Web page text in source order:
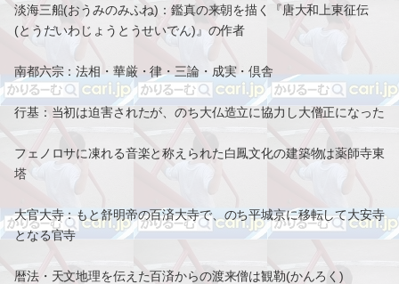
淡海三船(おうみのみふね)：鑑真の来朝を描く『唐大和上東征伝
(とうだいわじょうとうせいでん)』の作者
南都六宗：法相・華厳・律・三論・成実・倶舎
行基：当初は迫害されたが、のち大仏造立に協力し大僧正になった
フェノロサに凍れる音楽と称えられた白鳳文化の建築物は薬師寺東
塔
大官大寺：もと舒明帝の百済大寺で、のち平城京に移転して大安寺
となる官寺
暦法・天文地理を伝えた百済からの渡来僧は観勒(かんろく)